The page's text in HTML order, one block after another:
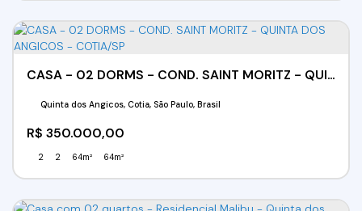
CASA - 02 DORMS - COND. SAINT MORITZ - QUINTA DOS ANGICOS - COTIA/SP
R$ 350.000,00
Quinta dos Angicos, Cotia, São Paulo, Brasil
2 2 64m² 64m²